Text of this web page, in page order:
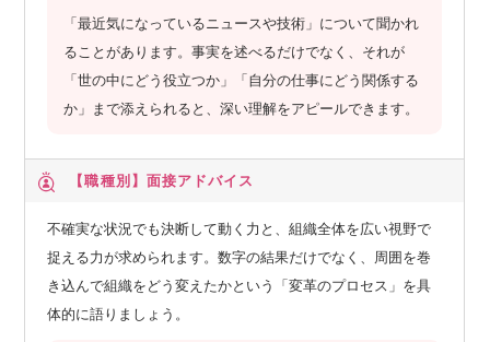
「最近気になっているニュースや技術」について聞かれ
ることがあります。事実を述べるだけでなく、それが
「世の中にどう役立つか」「自分の仕事にどう関係する
か」まで添えられると、深い理解をアピールできます。
【職種別】 面接アドバイス
不確実な状況でも決断して動く力と、組織全体を広い視野で
捉える力が求められます。数字の結果だけでなく、周囲を巻
き込んで組織をどう変えたかという「変革のプロセス」を具
体的に語りましょう。